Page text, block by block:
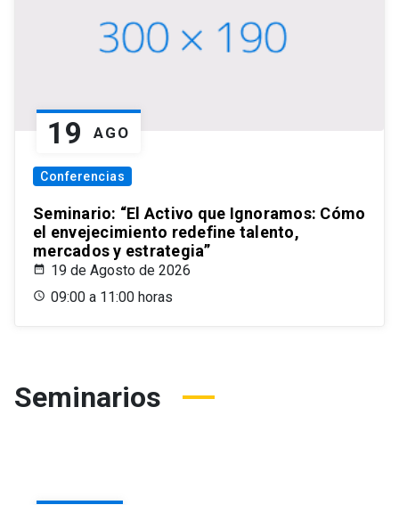
19 AGO
Conferencias
Seminario: “El Activo que Ignoramos: Cómo
el envejecimiento redefine talento,
mercados y estrategia”
19 de Agosto de 2026
09:00 a 11:00 horas
Seminarios